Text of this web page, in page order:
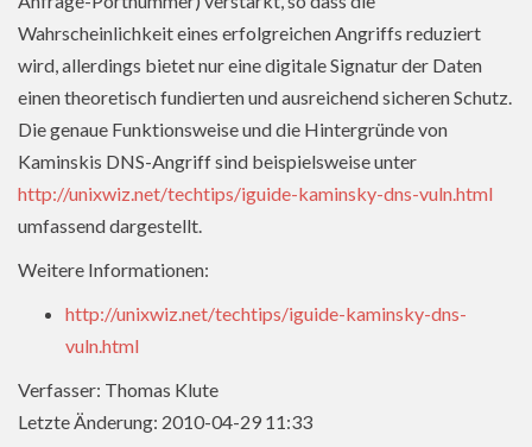
Wahrscheinlichkeit eines erfolgreichen Angriffs reduziert
wird, allerdings bietet nur eine digitale Signatur der Daten
einen theoretisch fundierten und ausreichend sicheren Schutz.
Die genaue Funktionsweise und die Hintergründe von
Kaminskis DNS-Angriff sind beispielsweise unter
http://unixwiz.net/techtips/iguide-kaminsky-dns-vuln.html
umfassend dargestellt.
Weitere Informationen:
http://unixwiz.net/techtips/iguide-kaminsky-dns-
vuln.html
Verfasser: Thomas Klute
Letzte Änderung: 2010-04-29 11:33